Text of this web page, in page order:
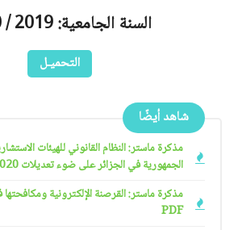
السنة الجامعية: 2019 / 2020
التحميـل
شاهد أيضًا
مذكرة ماستر: النظام القانوني للهيئات
الجمهورية في الجزائر على ضوء تعديلات 2020 PDF
مذكرة ماستر: القرصنة الإلكترونية
PDF